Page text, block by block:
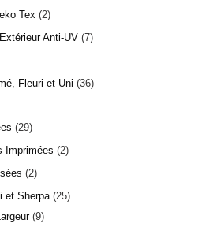
Tex
2
Anti-UV 7
Fleuri et Uni 36
29
Imprimées
2
2
et Sherpa 25
9